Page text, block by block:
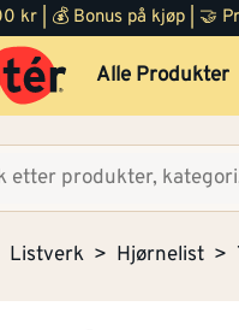
kr | 💰 Bonus på kjøp | 🤝
Alle Produkter
Listverk Hjørnelist